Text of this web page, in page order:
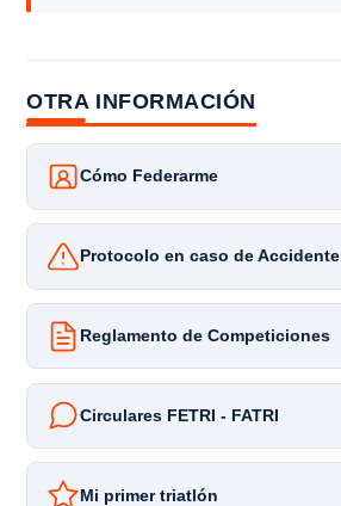
OTRA INFORMACIÓN
Cómo Federarme
Protocolo en caso de Accidente
Reglamento de Competiciones
Circulares FETRI - FATRI
Mi primer triatlón